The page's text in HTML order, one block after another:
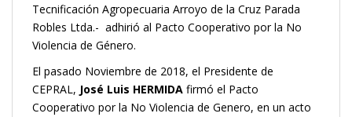
Tecnificación Agropecuaria Arroyo de la Cruz Parada
Robles Ltda.- adhirió al Pacto Cooperativo por la No
Violencia de Género.
El pasado Noviembre de 2018, el Presidente de
CEPRAL, José Luis HERMIDA firmó el Pacto
Cooperativo por la No Violencia de Genero, en un acto